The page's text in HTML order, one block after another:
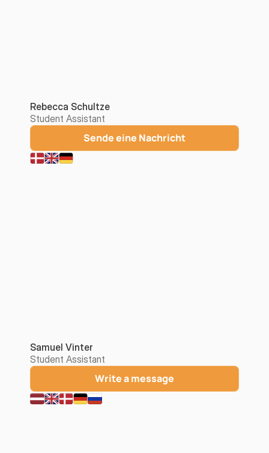
Rebecca Schultze
Student Assistant
Sende eine Nachricht
Samuel Vinter
Student Assistant
Write a message